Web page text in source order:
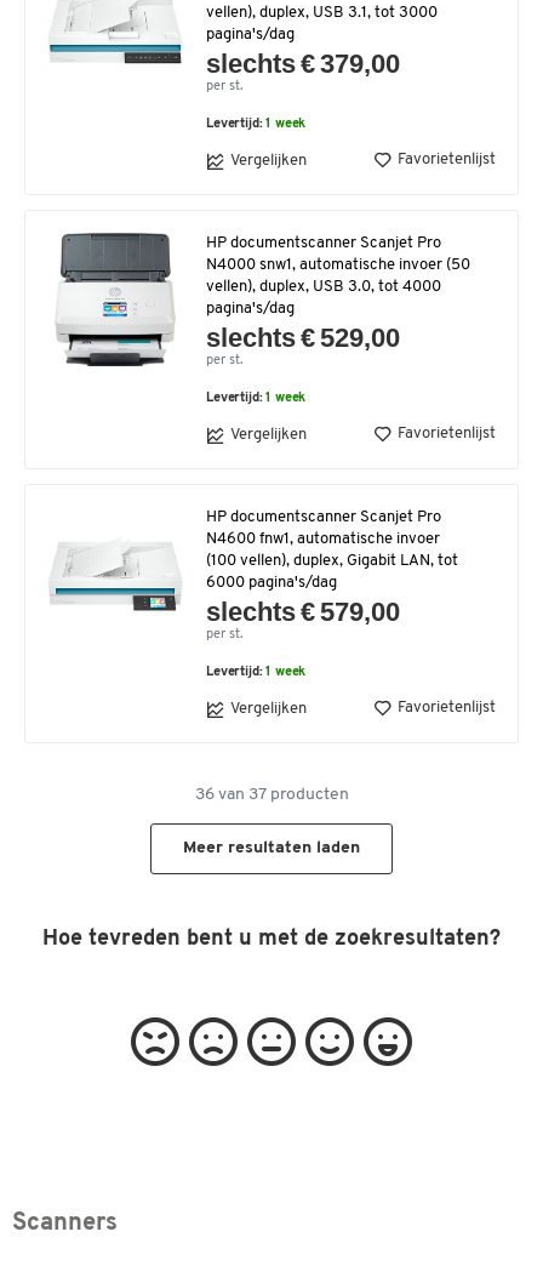
vellen), duplex, USB 3.1, tot 3000
pagina's/dag
slechts € 379,00
per st.
Levertijd:1 week
Vergelijken Favorietenlijst
HP documentscanner Scanjet Pro
N4000 snw1, automatische invoer (50
vellen), duplex, USB 3.0, tot 4000
pagina's/dag
slechts € 529,00
per st.
Levertijd:1 week
Vergelijken Favorietenlijst
HP documentscanner Scanjet Pro
N4600 fnw1, automatische invoer
(100 vellen), duplex, Gigabit LAN, tot
6000 pagina's/dag
slechts € 579,00
per st.
Levertijd:1 week
Vergelijken Favorietenlijst
36van 37producten
Meer resultaten laden
Hoe tevreden bent u met de zoekresultaten?
Scanners